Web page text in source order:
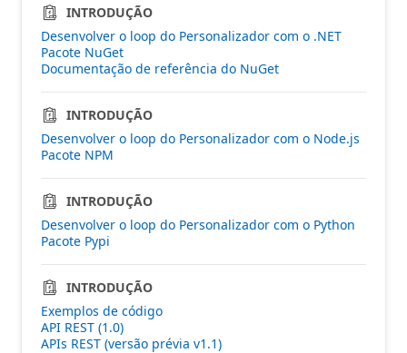
INTRODUÇÃO
Desenvolver o loop do Personalizador com o .NET
Pacote NuGet
Documentação de referência do NuGet
INTRODUÇÃO
Desenvolver o loop do Personalizador com o Node.js
Pacote NPM
INTRODUÇÃO
Desenvolver o loop do Personalizador com o Python
Pacote Pypi
INTRODUÇÃO
Exemplos de código
API REST (1.0)
APIs REST (versão prévia v1.1)